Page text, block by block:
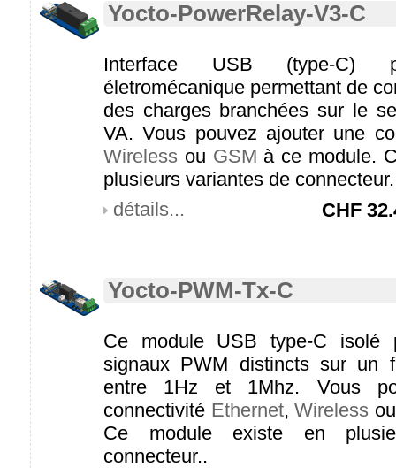
Yocto-PowerRelay-V3-C
Interface USB (type-C)
életromécanique permettant de
des charges branchées sur le
VA. Vous pouvez ajouter une
Wireless ou GSM à ce module.
plusieurs variantes de
détails...
CHF
Yocto-PWM-Tx-C
Ce module USB type-C isolé
signaux PWM distincts sur un
entre 1Hz et 1Mhz. Vous
connectivité Ethernet,Wireless
Ce module existe en
connecteur..